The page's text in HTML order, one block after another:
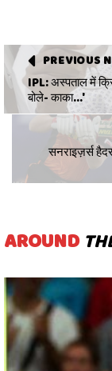
PREVIOUS
IPL: अस्पताल में
बोले- काका...'
सनराइज़र्स
AROUND